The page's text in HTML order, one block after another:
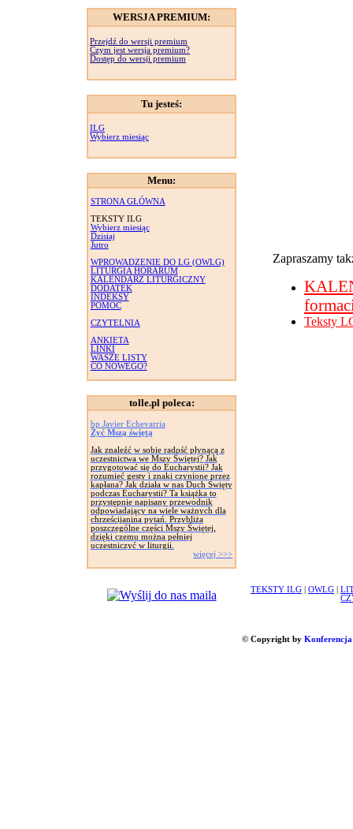
WERSJA PREMIUM:
Przejdź do wersji premium
Czym jest wersja premium?
Dostęp do wersji premium
Tu jesteś:
ILG
Wybierz miesiąc
Menu:
STRONA GŁÓWNA
TEKSTY ILG
Wybierz miesiąc
Dzisiaj
Jutro
WPROWADZENIE DO LG (OWLG)
LITURGIA HORARUM
KALENDARZ LITURGICZNY
DODATEK
INDEKSY
POMOC
CZYTELNIA
ANKIETA
LINKI
WASZE LISTY
CO NOWEGO?
tolle.pl poleca:
bp Javier Echevarria
Żyć Mszą świętą
Jak znaleźć w sobie radość płynącą z
uczestnictwa we Mszy Świętej? Jak
przygotować się do Eucharystii? Jak
rozumieć gesty i znaki czynione przez
kapłana? Jak działa w nas Duch Święty
podczas Eucharystii? Ta książka to
przystępnie napisany przewodnik
odpowiadający na wiele ważnych dla
chrześcijanina pytań. Przybliża
poszczególne części Mszy Świętej,
dzięki czemu można pełniej
uczestniczyć w liturgii.
więcej >>>
Zapraszamy
Teksty
TEKSTY ILG OWLG
© Copyright by Konferencja